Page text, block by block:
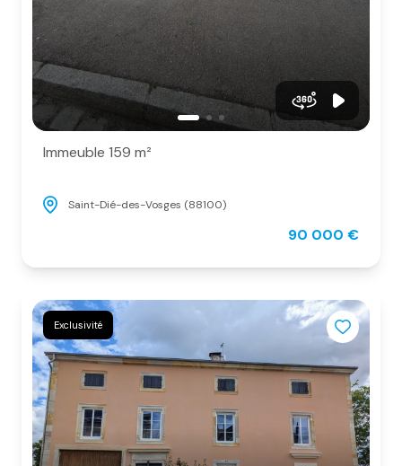
Immeuble 159 m²
Saint-Dié-des-Vosges (88100)
90 000 €
Exclusivité